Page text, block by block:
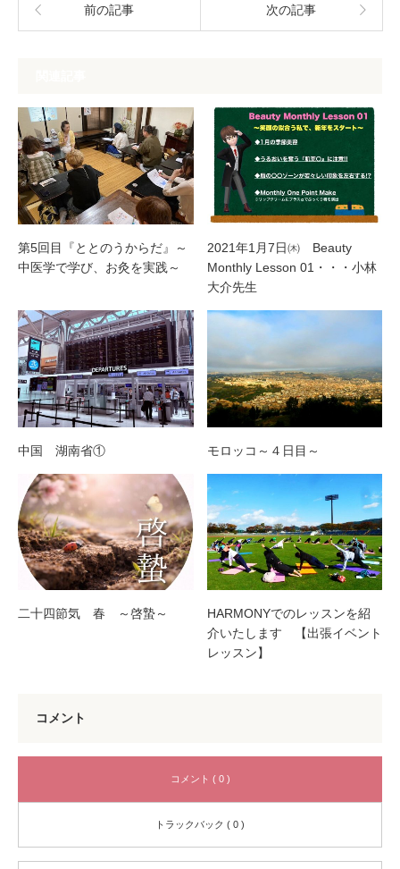
前の記事 次の記事
第5回目『ととのうからだ』～
中医学で学び、お灸を実践～
2021年1月7日㈭ Beauty
Monthly Lesson 01・・・小林
大介先生
中国 湖南省① モロッコ～４日目～
二十四節気 春 ～啓蟄～
HARMONYでのレッスンを紹
介いたします 【出張イベント
レッスン】
コメント
コメント ( 0 )
トラックバック ( 0 )